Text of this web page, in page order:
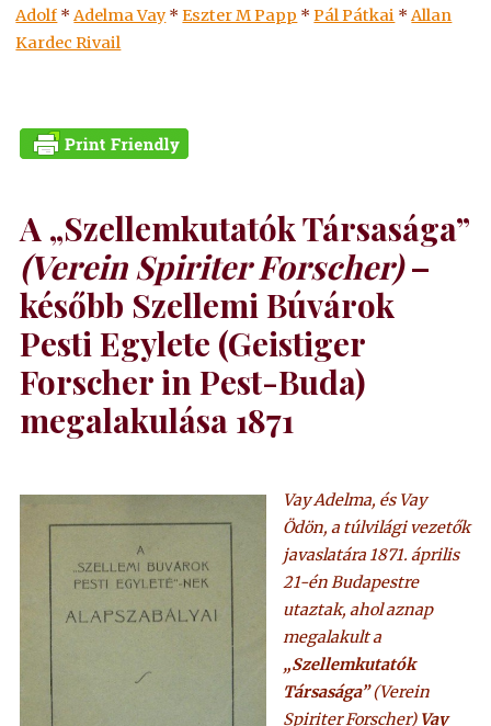
Adolf *Adelma Vay *Eszter M Papp *Pál Pátkai *Allan
Kardec Rivail
A „Szellemkutatók Társasága”
(Verein Spiriter Forscher)–
később Szellemi Búvárok
Pesti Egylete (Geistiger
Forscher in Pest-Buda)
megalakulása 1871
Vay Adelma, és Vay
Ödön, a túlvilági vezetők
javaslatára 1871. április
21-én Budapestre
utaztak, ahol aznap
megalakult a
„Szellemkutatók
Társasága”(Verein
Spiriter Forscher) Vay